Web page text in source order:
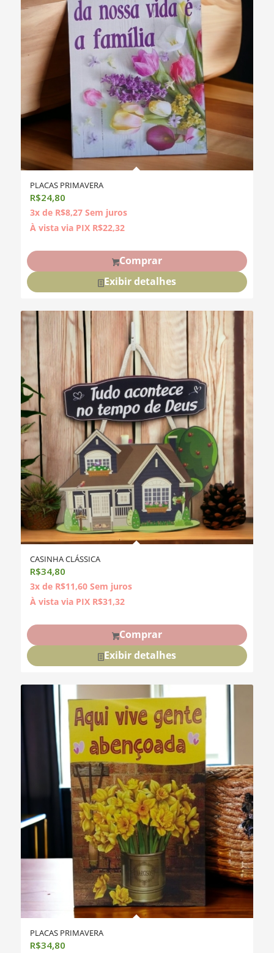
PLACAS PRIMAVERA
R$24,80
3x de R$8,27 Sem juros
À vista via PIX R$22,32
Comprar
Exibir detalhes
CASINHA CLÁSSICA
R$34,80
3x de R$11,60 Sem juros
À vista via PIX R$31,32
Comprar
Exibir detalhes
PLACAS PRIMAVERA
R$34,80